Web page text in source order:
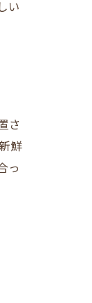
い
さ
鮮
っ